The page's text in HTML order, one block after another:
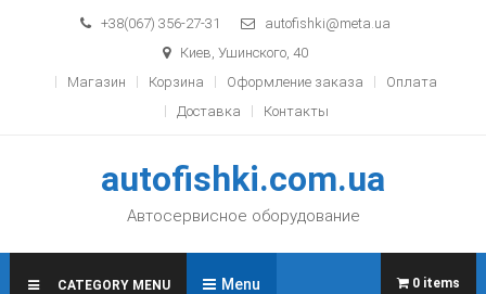
Skip to content+38(067) 356-27-31
autofishki@meta.ua
Киев, Ушинского, 40
Магазин
Корзина Оформление заказа
Оплата
Доставка
Контакты
autofishki.com.ua
Автосервисное оборудование
CATEGORY MENU Menu 0 items